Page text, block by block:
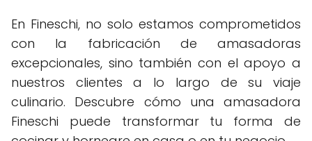
En Fineschi, no solo estamos comprometidos
con la fabricación de amasadoras
excepcionales, sino también con el apoyo a
nuestros clientes a lo largo de su viaje
culinario. Descubre cómo una amasadora
Fineschi puede transformar tu forma de